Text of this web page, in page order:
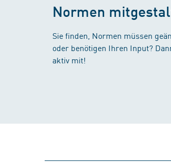
Normen
Sie finden, Normen müssen
oder benötigen Ihren Input?
aktiv mit!